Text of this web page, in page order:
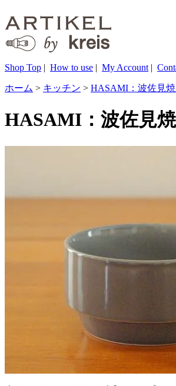
Shop Top | How to use | My Account |
ホーム > キッチン > HASAMI：波佐見焼
HASAMI：波佐見